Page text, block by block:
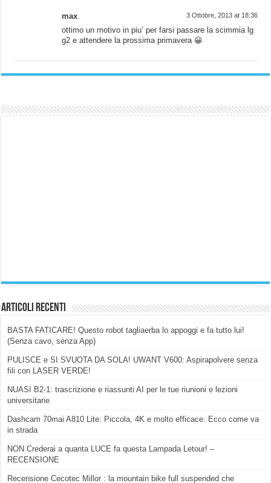
max 3 Ottobre, 2013 at 18:36
ottimo un motivo in piu’ per farsi passare la scimmia lg
g2 e attendere la prossima primavera 😀
Articoli Recenti
BASTA FATICARE! Questo robot tagliaerba lo appoggi e fa tutto lui!
(Senza cavo, senza App)
PULISCE e SI SVUOTA DA SOLA! UWANT V600: Aspirapolvere senza
fili con LASER VERDE!
NUASI B2-1: trascrizione e riassunti AI per le tue riunioni e lezioni
universitarie
Dashcam 70mai A810 Lite: Piccola, 4K e molto efficace. Ecco come va
in strada
NON Crederai a quanta LUCE fa questa Lampada Letour! –
RECENSIONE
Recensione Cecotec Millor : la mountain bike full suspended che